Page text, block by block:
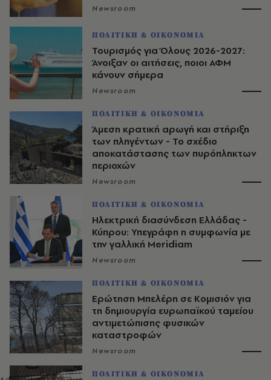
Newsroom
ΠΟΛΙΤΙΚΗ & ΟΙΚΟΝΟΜΙΑ
Τουρισμός για Όλους 2026-2027:
Άνοιξαν οι αιτήσεις, ποιοι ΑΦΜ
κάνουν σήμερα
Newsroom
ΠΟΛΙΤΙΚΗ & ΟΙΚΟΝΟΜΙΑ
Άμεση κρατική αρωγή και στήριξη
των πληγέντων - Το σχέδιο
αποκατάστασης των πυρόπληκτων
περιοχών
Newsroom
ΠΟΛΙΤΙΚΗ & ΟΙΚΟΝΟΜΙΑ
Ηλεκτρική διασύνδεση Ελλάδας -
Κύπρου: Υπεγράφη η συμφωνία με
την γαλλική Meridiam
Newsroom
ΠΟΛΙΤΙΚΗ & ΟΙΚΟΝΟΜΙΑ
Ερώτηση Μπελέρη σε Κομισιόν για
τη δημιουργία ευρωπαϊκού ταμείου
αντιμετώπισης φυσικών
καταστροφών
Newsroom
ΠΟΛΙΤΙΚΗ & ΟΙΚΟΝΟΜΙΑ